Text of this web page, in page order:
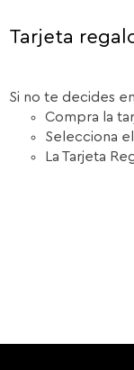
Tarjeta
Si no te decides
Compra la
Selecciona
La Tarjeta